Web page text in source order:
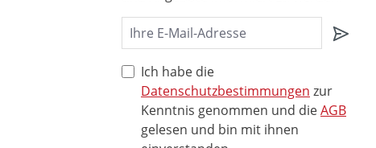
Ich habe die
Datenschutzbestimmungen zur
Kenntnis genommen und dieAGB
gelesen und bin mit ihnen